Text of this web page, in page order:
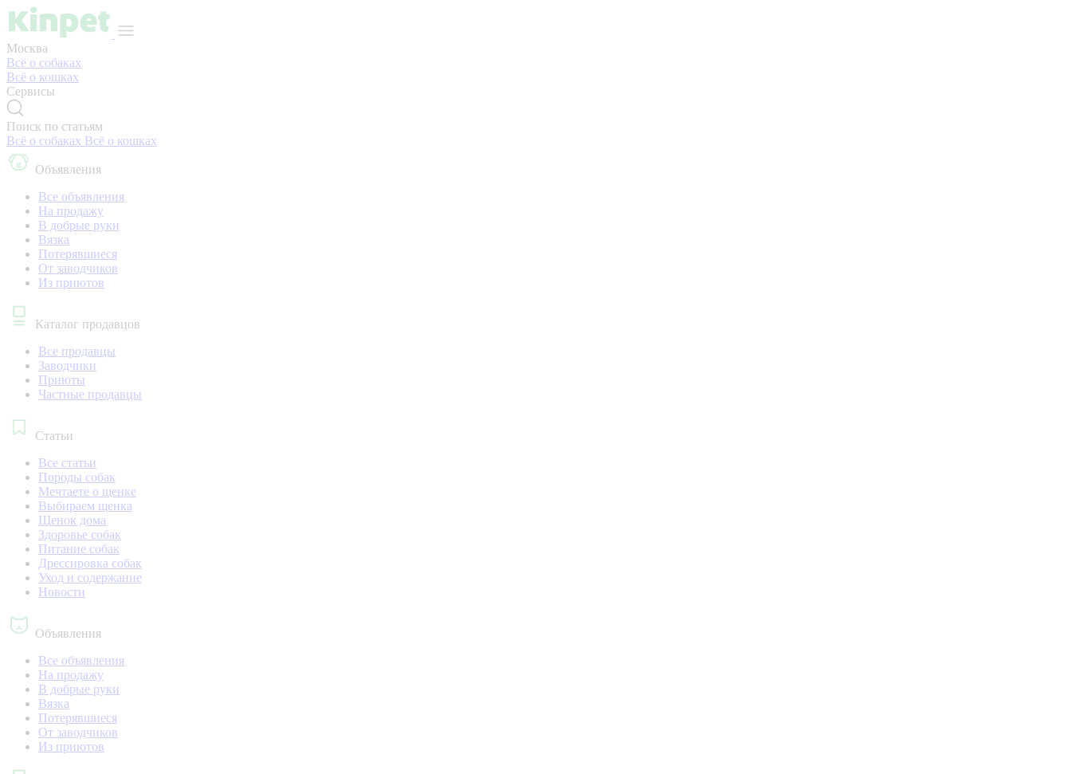
Москва
Всё о собаках
Всё о кошках
Сервисы
Поиск по статьям
Всё о собаках Всё о кошках
Объявления
Все объявления
На продажу
В добрые руки
Вязка
Потерявшиеся
От заводчиков
Из приютов
Каталог продавцов
Все продавцы
Заводчики
Приюты
Частные продавцы
Статьи
Все статьи
Породы собак
Мечтаете о щенке
Выбираем щенка
Щенок дома
Здоровье собак
Питание собак
Дрессировка собак
Уход и содержание
Новости
Объявления
Все объявления
На продажу
В добрые руки
Вязка
Потерявшиеся
От заводчиков
Из приютов